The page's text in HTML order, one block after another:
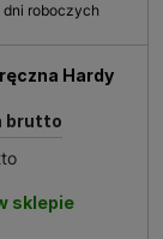
roboczych
Hardy
brutto
sklepie